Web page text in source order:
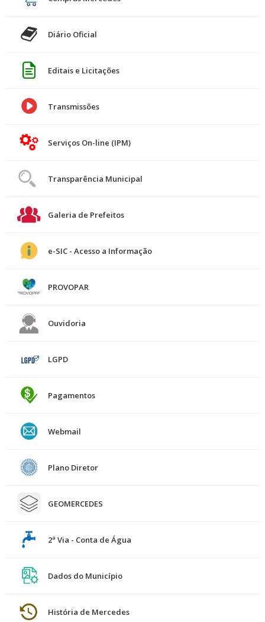
Diário Oficial
Editais e Licitações
Transmissões
Serviços On-line (IPM)
Transparência Municipal
Galeria de Prefeitos
e-SIC - Acesso a Informação
PROVOPAR
Ouvidoria
LGPD
Pagamentos
Webmail
Plano Diretor
GEOMERCEDES
2ª Via - Conta de Água
Dados do Município
História de Mercedes